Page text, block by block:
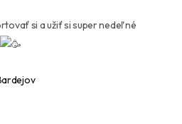
si a užiť si super nedeľné